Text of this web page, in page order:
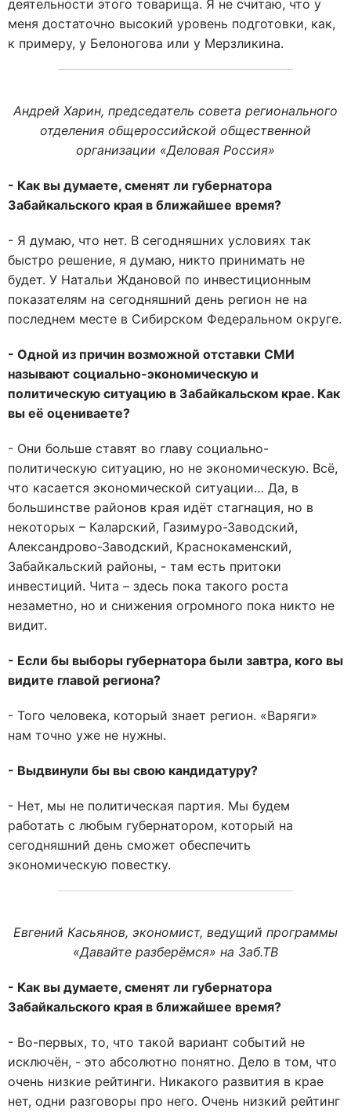
деятельности этого товарища. Я не считаю, что у
меня достаточно высокий уровень подготовки, как,
к примеру, у Белоногова или у Мерзликина.
Андрей Харин, председатель совета регионального
отделения общероссийской общественной
организации «Деловая Россия»
- Как вы думаете, сменят ли губернатора
Забайкальского края в ближайшее время?
- Я думаю, что нет. В сегодняшних условиях так
быстро решение, я думаю, никто принимать не
будет. У Натальи Ждановой по инвестиционным
показателям на сегодняшний день регион не на
последнем месте в Сибирском Федеральном округе.
- Одной из причин возможной отставки СМИ
называют социально-экономическую и
политическую ситуацию в Забайкальском крае. Как
вы её оцениваете?
- Они больше ставят во главу социально-
политическую ситуацию, но не экономическую. Всё,
что касается экономической ситуации… Да, в
большинстве районов края идёт стагнация, но в
некоторых – Каларский, Газимуро-Заводский,
Александрово-Заводский, Краснокаменский,
Забайкальский районы, - там есть притоки
инвестиций. Чита – здесь пока такого роста
незаметно, но и снижения огромного пока никто не
видит.
- Если бы выборы губернатора были завтра, кого вы
видите главой региона?
- Того человека, который знает регион. «Варяги»
нам точно уже не нужны.
- Выдвинули бы вы свою кандидатуру?
- Нет, мы не политическая партия. Мы будем
работать с любым губернатором, который на
сегодняшний день сможет обеспечить
экономическую повестку.
Евгений Касьянов, экономист, ведущий программы
«Давайте разберёмся» на Заб.ТВ
- Как вы думаете, сменят ли губернатора
Забайкальского края в ближайшее время?
- Во-первых, то, что такой вариант событий не
исключён, - это абсолютно понятно. Дело в том, что
очень низкие рейтинги. Никакого развития в крае
нет, одни разговоры про него. Очень низкий рейтинг